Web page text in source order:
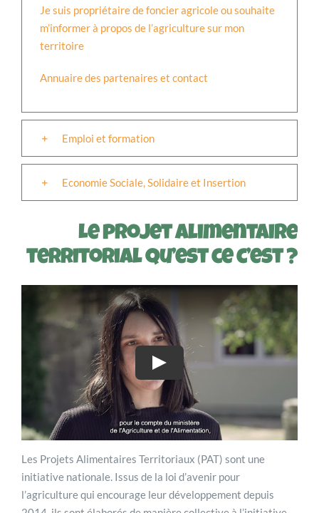
Je suis propriétaire de foncier agricole ou souhaite
m’informer à propos de l’agriculture sur mon
territoire
Annuaire des partenaires et contact
Emploi et formation
Economie Sociale, Solidaire et Insertion
Le projet alimentaire
territorial qu’est ce c’est ?
Les Projets Alimentaires Territoriaux (PAT) sont une
initiative nationale. Issus de la loi d’avenir pour
l’agriculture qui encourage leur développement depuis